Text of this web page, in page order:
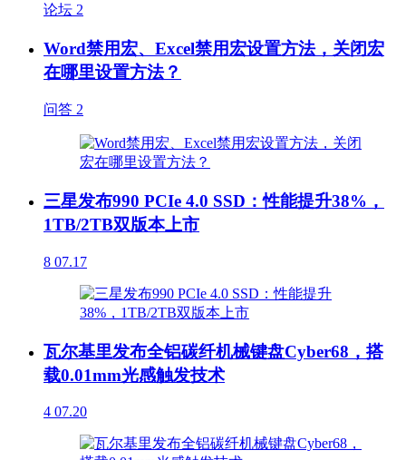
论坛 2
Word禁用宏、Excel禁用宏设置方法，关闭宏
在哪里设置方法？
问答 2
三星发布990 PCIe 4.0 SSD：性能提升38%，
1TB/2TB双版本上市
8 07.17
瓦尔基里发布全铝碳纤机械键盘Cyber68，搭
载0.01mm光感触发技术
4 07.20